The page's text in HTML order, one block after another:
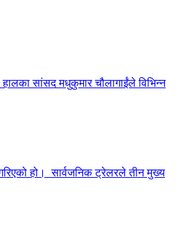
सांसद मधुकुमार चौलागाईंले विभिन्न
हो। सार्वजनिक ट्रेलरले तीन मुख्य